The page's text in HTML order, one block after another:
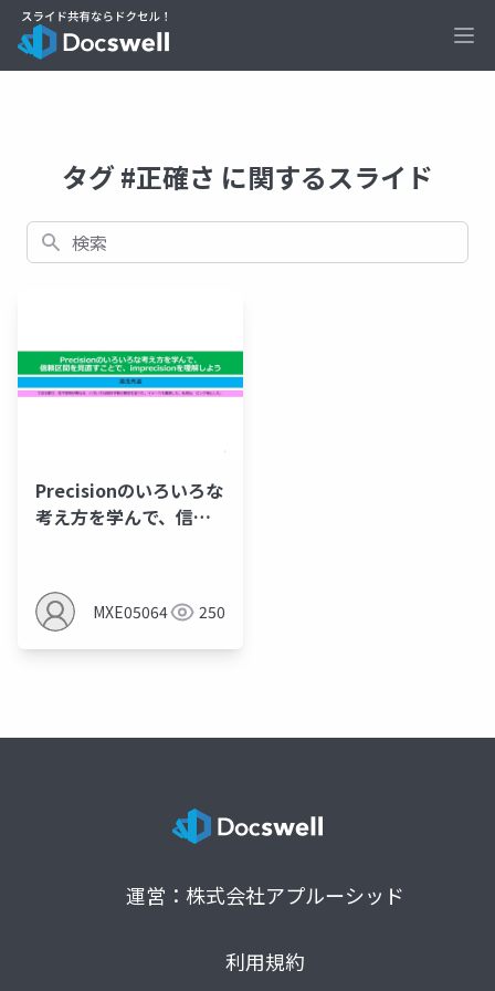
タグ #正確さ に関するスライド
検索
Precisionのいろいろな
考え方を学んで、信頼
よう
MXE05064 250
運営：株式会社アプルーシッド
利用規約